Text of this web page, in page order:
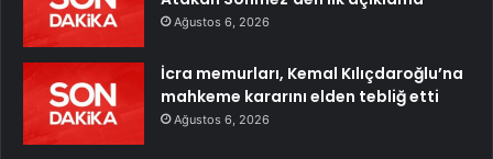
Ağustos 6, 2026
İcra memurları, Kemal Kılıçdaroğlu’na
mahkeme kararını elden tebliğ etti
Ağustos 6, 2026